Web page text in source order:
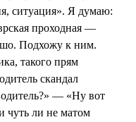
ситуация». Я думаю:
проходная —
Подхожу к ним.
такого прям
скандал
— «Ну вот
чуть ли не матом